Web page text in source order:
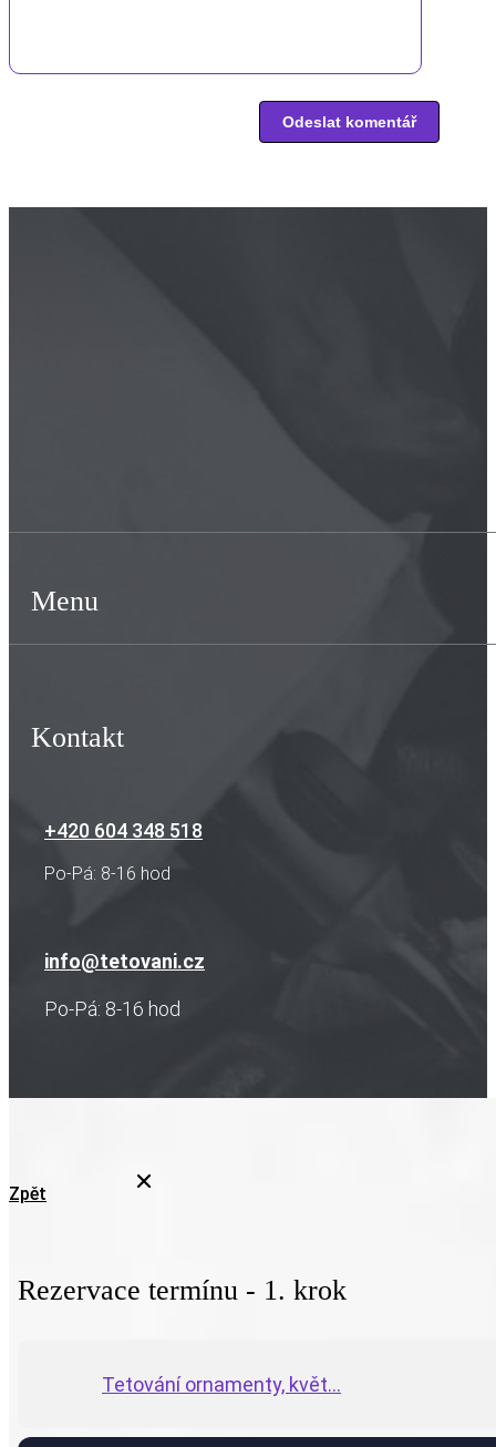
Menu
Kontakt
+420 604 348 518
Po-Pá: 8-16 hod
info@tetovani.cz
Po-Pá: 8-16 hod
Zpět
Rezervace termínu - 1. krok
Tetování ornamenty, květ...